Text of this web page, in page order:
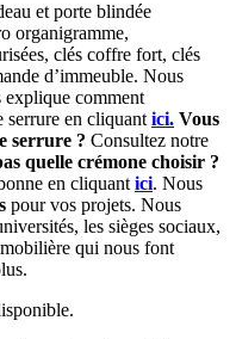
et porte blindée
organigramme,
clés coffre fort, clés
d’immeuble. Nous
explique comment
serrure en cliquant ici. Vous
serrure ? Consultez notre
quelle crémone choisir ?
en cliquant ici. Nous
pour vos projets. Nous
les sièges sociaux,
qui nous font